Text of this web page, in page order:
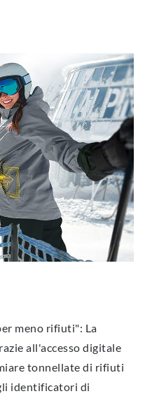
meno rifiuti": La
all'accesso digitale
tonnellate di rifiuti
identificatori di